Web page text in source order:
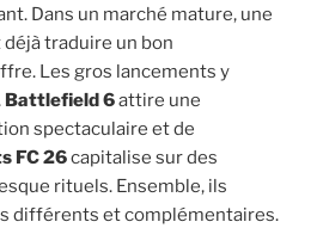
Dans un marché mature, une
traduire un bon
Les gros lancements y
Battlefield 6attire une
spectaculaire et de
FC 26capitalise sur des
rituels. Ensemble, ils
différents et complémentaires.